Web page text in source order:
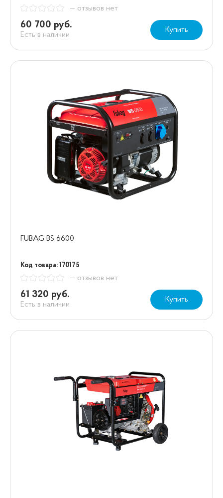
— отзывов нет
60 700 руб.
Есть в наличии
Купить
FUBAG BS 6600
Код товара: 170175
— отзывов нет
61 320 руб.
Есть в наличии
Купить